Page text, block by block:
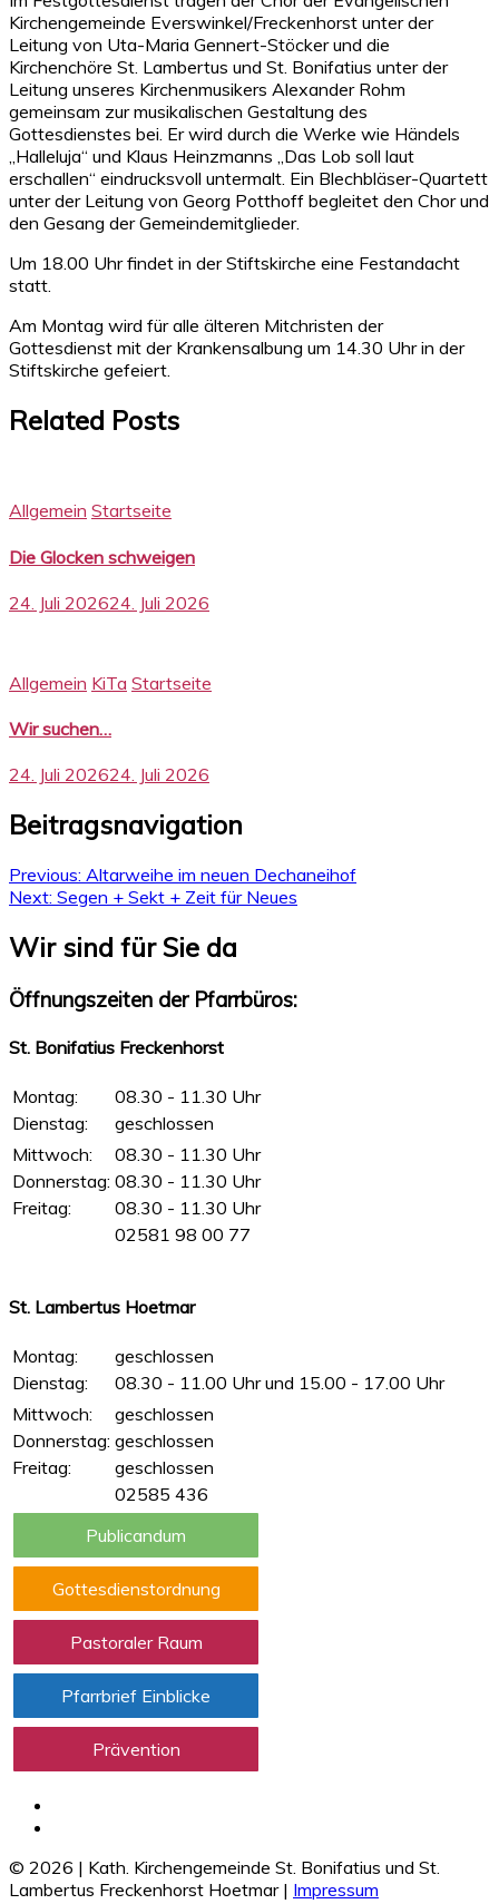
Kirchengemeinde Everswinkel/Freckenhorst unter der
Leitung von Uta-Maria Gennert-Stöcker und die
Kirchenchöre St. Lambertus und St. Bonifatius unter der
Leitung unseres Kirchenmusikers Alexander Rohm
gemeinsam zur musikalischen Gestaltung des
Gottesdienstes bei. Er wird durch die Werke wie Händels
„Halleluja“ und Klaus Heinzmanns „Das Lob soll laut
erschallen“ eindrucksvoll untermalt. Ein Blechbläser-Quartett
unter der Leitung von Georg Potthoff begleitet den Chor und
den Gesang der Gemeindemitglieder.
Um 18.00 Uhr findet in der Stiftskirche eine Festandacht
statt.
Am Montag wird für alle älteren Mitchristen der
Gottesdienst mit der Krankensalbung um 14.30 Uhr in der
Stiftskirche gefeiert.
Related Posts
Allgemein Startseite
Die Glocken schweigen
24. Juli 202624. Juli 2026
Allgemein KiTa Startseite
Wir suchen…
24. Juli 202624. Juli 2026
Beitragsnavigation
Previous: Altarweihe im neuen Dechaneihof
Next: Segen + Sekt + Zeit für Neues
Wir sind für Sie da
Öffnungszeiten der Pfarrbüros:
St. Bonifatius Freckenhorst
Montag:
08.30 - 11.30 Uhr
Dienstag:
geschlossen
Mittwoch:
08.30 - 11.30 Uhr
Donnerstag: 08.30 - 11.30 Uhr
Freitag:
08.30 - 11.30 Uhr
02581 98 00 77
St. Lambertus Hoetmar
Montag:
geschlossen
Dienstag:
08.30 - 11.00 Uhr und 15.00 - 17.00 Uhr
Mittwoch:
geschlossen
Donnerstag: geschlossen
Freitag:
geschlossen
02585 436
Publicandum
Gottesdienstordnung
Pastoraler Raum
Pfarrbrief Einblicke
Prävention
© 2026 | Kath. Kirchengemeinde St. Bonifatius und St.
Lambertus Freckenhorst Hoetmar | Impressum